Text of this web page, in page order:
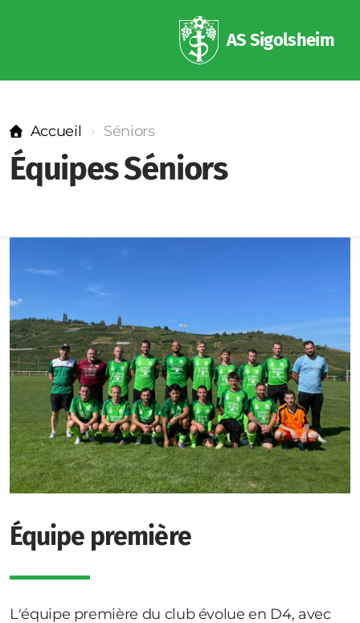
AS Sigolsheim
Accueil Séniors
Équipes Séniors
Équipe première
L'équipe première du club évolue en D4, avec